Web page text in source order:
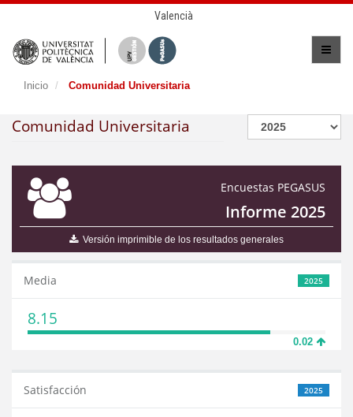
Valencià
Inicio Comunidad Universitaria
Comunidad Universitaria
Encuestas PEGASUS
Informe 2025
Versión imprimible de los resultados generales
2025
Media
8.15
0.02
2025
Satisfacción